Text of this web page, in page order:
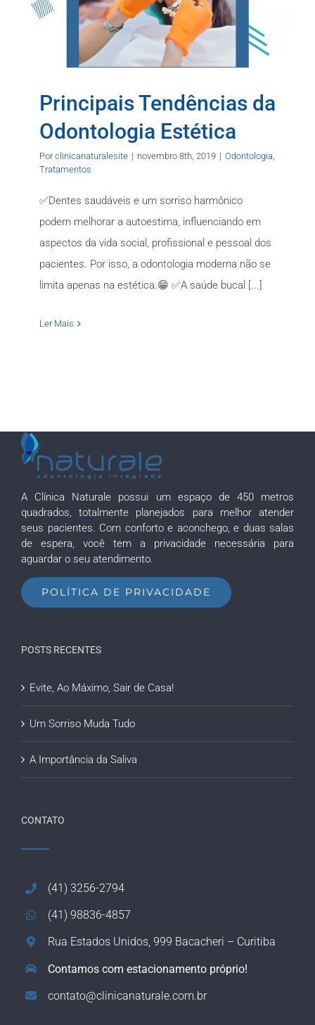
Principais Tendências da
Odontologia Estética
Porclinicanaturalesite | novembro 8th, 2019 | Odontologia
Tratamentos
✅Dentes saudáveis e um sorriso harmônico
podem melhorar a autoestima, influenciando em
aspectos da vida social, profissional e pessoal dos
pacientes. Por isso, a odontologia moderna não se
limita apenas na estética.😁 ✅A saúde bucal [...]
Ler Mais
A Clínica Naturale possui um espaço de 450 metros
quadrados, totalmente planejados para melhor atender
seus pacientes. Com conforto e aconchego, e duas salas
de espera, você tem a privacidade necessária para
aguardar o seu atendimento.
POLÍTICA DE PRIVACIDADE
POSTS RECENTES
Evite, Ao Máximo, Sair de Casa!
Um Sorriso Muda Tudo
A Importância da Saliva
CONTATO
(41) 3256-2794
(41) 98836-4857
Rua Estados Unidos, 999 Bacacheri – Curitiba
Contamos com estacionamento próprio!
contato@clinicanaturale.com.br